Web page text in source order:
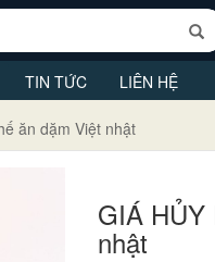
TIN TỨC LIÊN HỆ
ăn dặm Việt nhật
GIÁ HỦY
nhật